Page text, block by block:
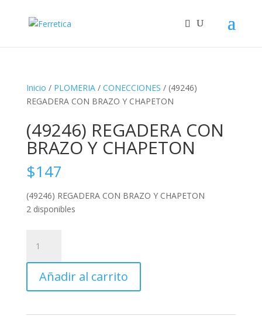
Inicio / PLOMERIA/ CONECCIONES / (49246)
REGADERA CON BRAZO Y CHAPETON
(49246) REGADERA CON
BRAZO Y CHAPETON
$147
(49246) REGADERA CON BRAZO Y CHAPETON
2 disponibles
REGADERA
CON
BRAZO
Y
Añadir al carrito